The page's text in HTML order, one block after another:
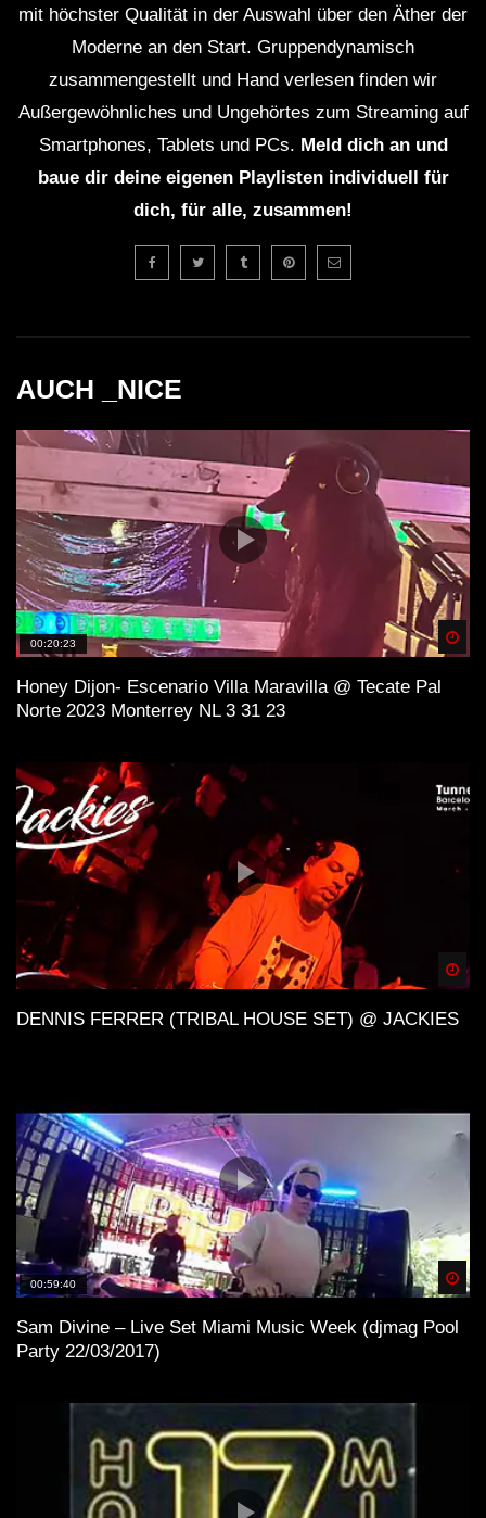
dem Video kannst du z.B. denKlubnetz Dresden e.V.
unterstützen. Definitiv solltest Du Auftritte besuchen
und wenn Du einen Plattespieler hast, kaufe die besten
Tracks auf Vinyl!
mit höchster Qualität in der Auswahl über den Äther der
Moderne an den Start. Gruppendynamisch
zusammengestellt und Hand verlesen finden wir
Außergewöhnliches und Ungehörtes zum Streaming auf
Smartphones, Tablets und PCs. Meld dich an und
baue dir deine eigenen Playlisten individuell für
dich, für alle, zusammen!
AUCH _NICE
00:20:23
Honey Dijon- Escenario Villa Maravilla @ Tecate Pal
Norte 2023 Monterrey NL 3 31 23
DENNIS FERRER (TRIBAL HOUSE SET) @ JACKIES
00:59:40
Sam Divine – Live Set Miami Music Week (djmag Pool
Party 22/03/2017)